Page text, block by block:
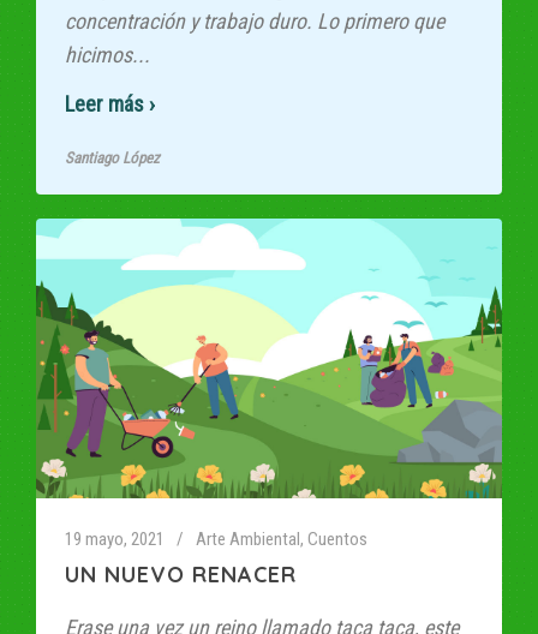
concentración y trabajo duro. Lo primero que
hicimos...
Santiago López
19 mayo, 2021 Arte Ambiental, Cuentos
UN NUEVO RENACER
Erase una vez un reino llamado taca taca, este